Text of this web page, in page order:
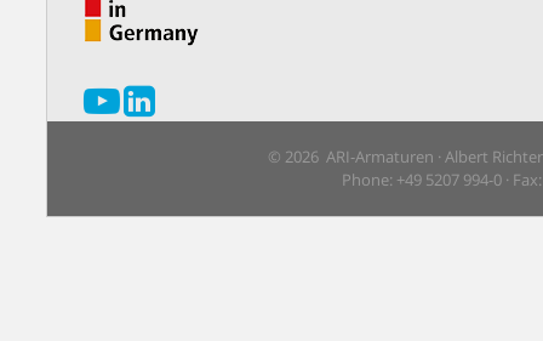
© 2026 ARI-Armaturen · Albert
Phone: +49 5207 994-0 ·